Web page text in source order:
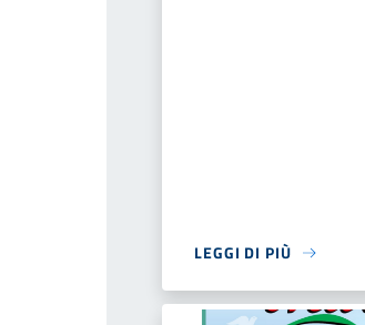
LEGGI DI PIÙ